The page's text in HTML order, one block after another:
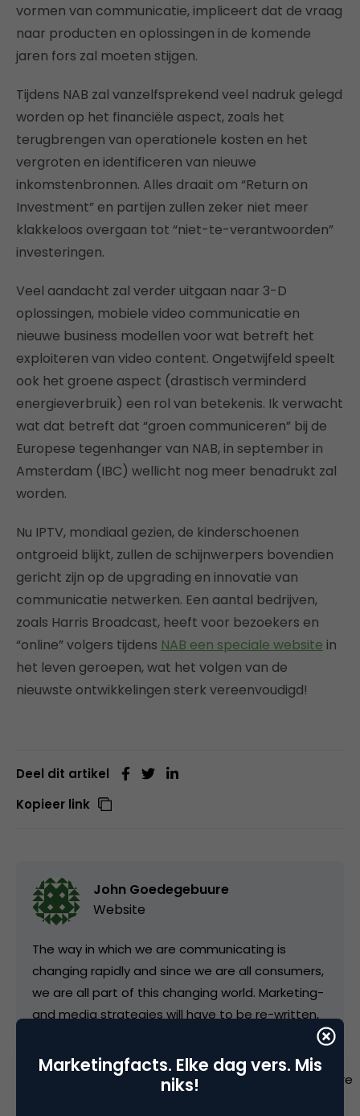
vormen van communicatie, impliceert dat de vraag
naar producten en oplossingen in de komende
jaren fors zal moeten stijgen.
Tijdens NAB zal vanzelfsprekend veel nadruk gelegd
worden op het financiële aspect, zoals het
terugbrengen van operationele kosten en het
vergroten en identificeren van nieuwe
inkomstenbronnen. Alles draait om “Return on
Investment” en partijen zullen zeker niet meer
klakkeloos overgaan tot “niet-te-verantwoorden”
investeringen.
Veel aandacht zal verder uitgaan naar 3-D
oplossingen, mobiele video communicatie en
nieuwe business modellen voor wat betreft het
exploiteren van video content. Ongetwijfeld speelt
ook het groene aspect (drastisch verminderd
energieverbruik) een rol van betekenis. Ik verwacht
wat dat betreft dat “groen communiceren” bij de
Europese tegenhanger van NAB, in september in
Amsterdam (IBC) wellicht nog meer benadrukt zal
worden.
Nu IPTV, mondiaal gezien, de kinderschoenen
ontgroeid blijkt, zullen de schijnwerpers bovendien
gericht zijn op de upgrading en innovatie van
communicatie netwerken. Een aantal bedrijven,
zoals Harris Broadcast, heeft voor bezoekers en
“online” volgers tijdens NAB een speciale website in
het leven geroepen, wat het volgen van de
nieuwste ontwikkelingen sterk vereenvoudigd!
Deel dit artikel
Kopieer link
John Goedegebuure
Website
The way in which we are communicating is
changing rapidly and since we are all consumers,
we are all part of this changing world. Marketing-
and media strategies will have to be re-written,
so let's sharpen our pencils and get the show on
the road.
http://www.linkedin.com/pub/dir/john/goedegebuure
Marketingfacts. Elke dag vers. Mis
niks!